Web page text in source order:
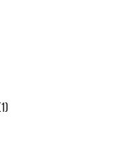
1)